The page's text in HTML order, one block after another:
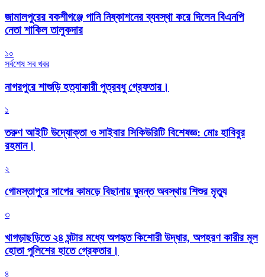
জামালপুরের বকশীগঞ্জে পানি নিষ্কাশনের ব্যবস্থা করে দিলেন বিএনপি
নেতা শাকিল তালুকদার
১০
সর্বশেষ সব খবর
নাগরপুরে শাশুড়ি হত্যাকারী পুত্রবধু গ্রেফতার।
১
তরুণ আইটি উদ্যোক্তা ও সাইবার সিকিউরিটি বিশেষজ্ঞ: মোঃ হাবিবুর
রহমান।
২
গোমস্তাপুরে সাপের কামড়ে বিছানায় ঘুমন্ত অবস্থায় শিশুর মৃত্যু
৩
খাগড়াছড়িতে ২৪ ঘন্টার মধ্যে অপহৃত কিশোরী উদ্ধার, অপহরণ কারীর মূল
হোতা পুলিশের হাতে গ্রেফতার।
৪